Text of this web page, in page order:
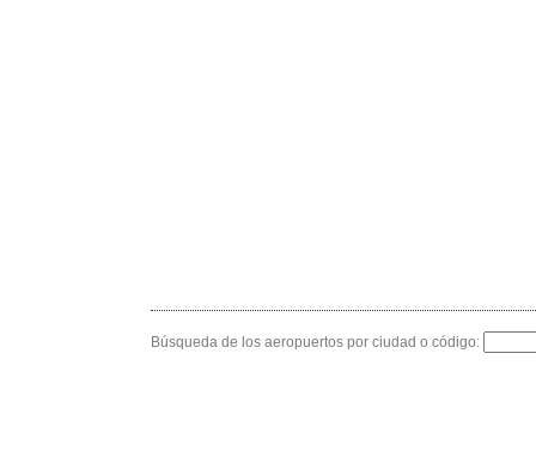
Búsqueda de los aeropuertos por ciudad o código: